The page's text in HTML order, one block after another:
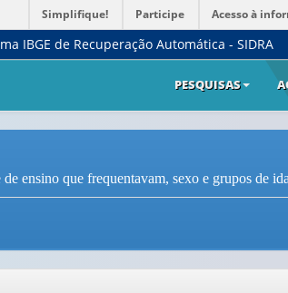
Simplifique! Participe Acesso à
IBGE de Recuperação Automática - SIDRA
PESQUISAS
ensino que frequentavam, sexo e grupos de